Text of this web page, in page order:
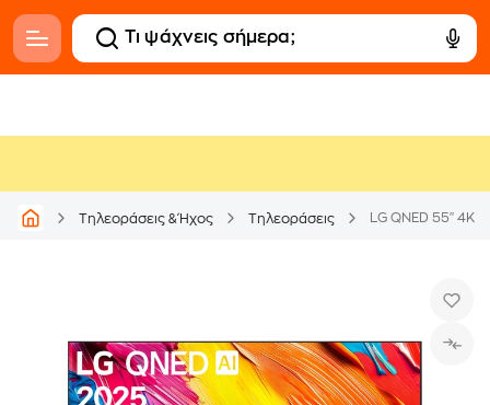
Τηλεοράσεις & Ήχος Τηλεοράσεις LG QNED 55" 4K